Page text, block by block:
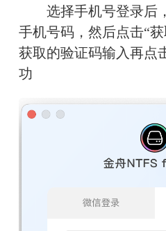
选择手机号登录后，
手机号码，然后点击“
获取的验证码输入再点
功